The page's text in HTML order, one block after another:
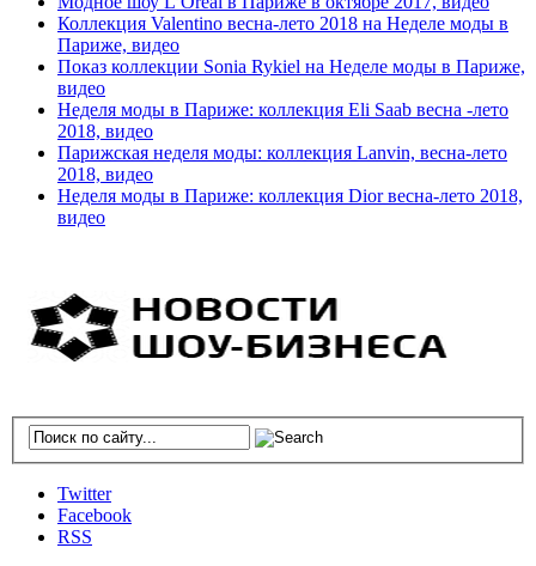
Коллекция Valentino весна-лето 2018 на Неделе моды в
Париже, видео
Показ коллекции Sonia Rykiel на Неделе моды в Париже,
видео
Неделя моды в Париже: коллекция Eli Saab весна -лето
2018, видео
Парижская неделя моды: коллекция Lanvin, весна-лето
2018, видео
Неделя моды в Париже: коллекция Dior весна-лето 2018,
видео
Twitter
Facebook
RSS